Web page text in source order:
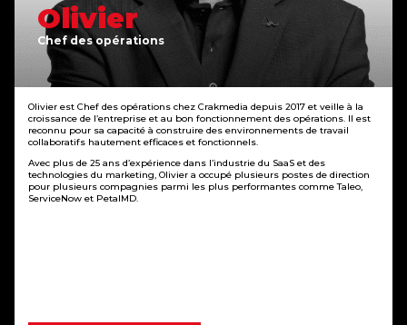
Olivier
Chef des opérations
Olivier est Chef des opérations chez Crakmedia depuis 2017 et veille à la
croissance de l’entreprise et au bon fonctionnement des opérations. Il est
reconnu pour sa capacité à construire des environnements de travail
collaboratifs hautement efficaces et fonctionnels.
Avec plus de 25 ans d’expérience dans l’industrie du SaaS et des
technologies du marketing, Olivier a occupé plusieurs postes de direction
pour plusieurs compagnies parmi les plus performantes comme Taleo,
ServiceNow et PetalMD.